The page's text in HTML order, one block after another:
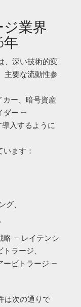
業界
年
、深い技術的変
主要な流動性参
カー、暗号資産
ダー —
入するように
ます：
グ、
略 — レイテンシ
ラージ、
ービトラージ —
は次の通りで